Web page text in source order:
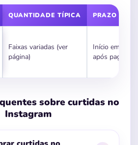
QUANTIDADE TÍPICA PRAZO DE
Faixas variadas (ver
página)
Início em
após
sobre curtidas no
Instagram